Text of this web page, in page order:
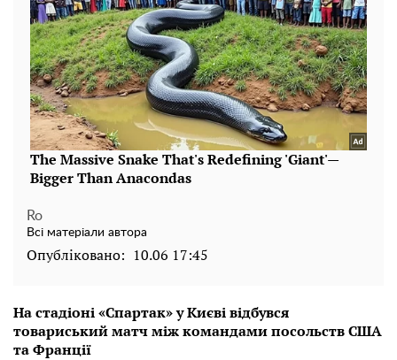
Ro
Всі матеріали автора
Опубліковано: 10.06 17:45
На стадіоні «Спартак» у Києві відбувся
товариський матч між командами посольств США
та Франції